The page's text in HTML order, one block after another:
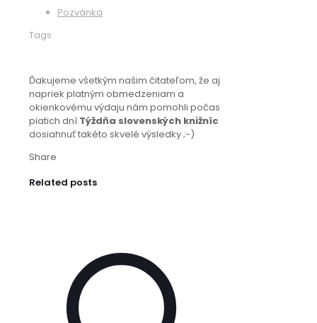
Pozvánka
Tags
Ďakujeme všetkým našim čitateľom, že aj
napriek platným obmedzeniam a
okienkovému výdaju nám pomohli počas
piatich dní Týždňa slovenských knižníc
dosiahnuť takéto skvelé výsledky ;-)
Share
Related posts